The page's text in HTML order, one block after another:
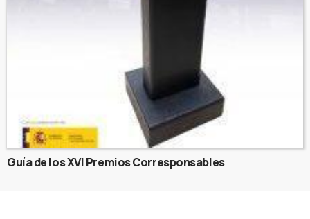
Guía de los XVI Premios Corresponsables